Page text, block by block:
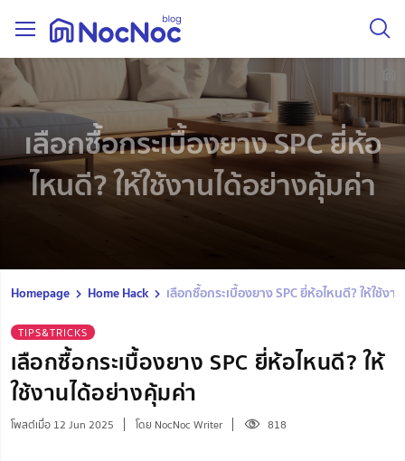
เลือกซื้อกระเบื้องยาง SPC ยี่ห้อ
ไหนดี? ให้ใช้งานได้อย่างคุ้มค่า
Homepage Home Hack เลือกซื้อกระเบื้องยาง SPC ยี่ห้อไหนดี? ให้ใช้ง
TIPS&TRICKS
เลือกซื้อกระเบื้องยาง SPC ยี่ห้อไหนดี? ให้
ใช้งานได้อย่างคุ้มค่า
โพสต์เมื่อ 12 Jun 2025 โดย NocNoc Writer 818